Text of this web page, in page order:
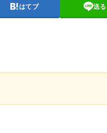
はてブ 送る